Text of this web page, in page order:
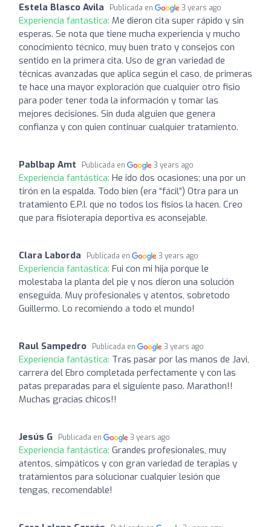
Estela Blasco Avila Publicada en 3 years ago
Experiencia fantástica: Me dieron cita super rápido y sin
esperas. Se nota que tiene mucha experiencia y mucho
conocimiento técnico, muy buen trato y consejos con
sentido en la primera cita. Uso de gran variedad de
técnicas avanzadas que aplica según el caso, de primeras
te hace una mayor exploración que cualquier otro fisio
para poder tener toda la información y tomar las
mejores decisiones. Sin duda alguien que genera
confianza y con quien continuar cualquier tratamiento.
Pablbap Amt Publicada en 3 years ago
Experiencia fantástica: He ido dos ocasiones; una por un
tirón en la espalda. Todo bien (era “fácil”) Otra para un
tratamiento E.P.I. que no todos los fisios la hacen. Creo
que para fisioterapia deportiva es aconsejable.
Clara Laborda Publicada en 3 years ago
Experiencia fantástica: Fui con mi hija porque le
molestaba la planta del pie y nos dieron una solución
enseguida. Muy profesionales y atentos, sobretodo
Guillermo. Lo recomiendo a todo el mundo!
Raul Sampedro Publicada en 3 years ago
Experiencia fantástica: Tras pasar por las manos de Javi,
carrera del Ebro completada perfectamente y con las
patas preparadas para el siguiente paso. Marathon!!
Muchas gracias chicos!!
Jesús G Publicada en 3 years ago
Experiencia fantástica: Grandes profesionales, muy
atentos, simpáticos y con gran variedad de terapias y
tratamientos para solucionar cualquier lesión que
tengas, recomendable!